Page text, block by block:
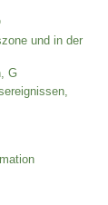
und in der
G